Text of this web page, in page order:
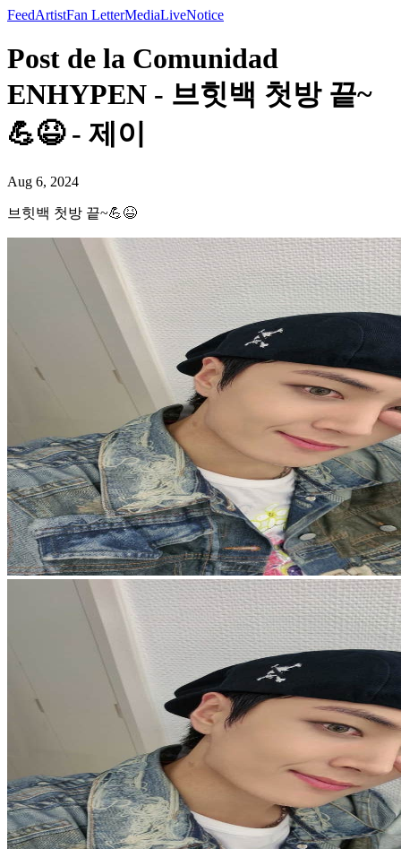
FeedArtistFan LetterMediaLiveNotice
Post de la Comunidad
ENHYPEN - 브힛백 첫방 끝~
💪😆 - 제이
Aug 6, 2024
브힛백 첫방 끝~💪😆